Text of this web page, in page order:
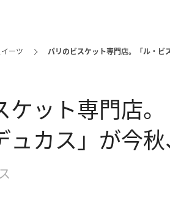
ーツ パリのビスケット専門店。「ル・ビ
ケット専門店
ュカス」が今秋